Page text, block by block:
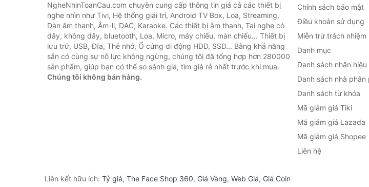
NgheNhinToanCau.com chuyên cung cấp thông tin giá cả các thiết bị
nghe nhìn như Tivi, Hệ thống giải trí, Android TV Box, Loa, Streaming,
Dàn âm thanh, Âm-li, DAC, Karaoke. Các thiết bị âm thanh, Tai nghe có
dây, không dây, bluetooth, Loa, Micro, máy chiếu, màn chiếu... Thiết bị
lưu trữ, USB, Đĩa, Thẻ nhớ, Ổ cứng di động HDD, SSD... Bằng khả năng
sẵn có cùng sự nỗ lực không ngừng, chúng tôi đã tổng hợp hơn 280000
sản phẩm, giúp bạn có thể so sánh giá, tìm giá rẻ nhất trước khi mua.
Chúng tôi không bán hàng.
Chính sách bảo mật
Điều khoản sử dụng
Miễn trừ trách nhiệm
Danh mục
Danh sách nhãn hiệu
Danh sách nhà phân
Danh sách từ khóa
Mã giảm giá Tiki
Mã giảm giá Lazada
Mã giảm giá Shopee
Liên hệ
Liên kết hữu ích: Tỷ giá, The Face Shop 360, Giá Vàng, Web Giá, Giá Coin